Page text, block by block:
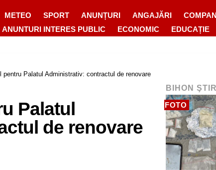
METEO SPORT ANUNȚURI ANGAJĂRI
ANUNTURI INTERES PUBLIC ECONOMIC EDUCAȚIE
pentru Palatul Administrativ: contractul de renovare
Palatul
de renovare
BIHON
FOTO